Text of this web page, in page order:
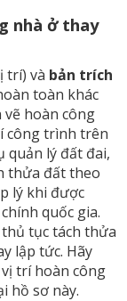
nhà ở thay
trí) và bản trích
toàn khác
vẽ hoàn công
công trình trên
quản lý đất đai,
thửa đất theo
lý khi được
quốc gia.
tục tách thửa
lập tức. Hãy
trí hoàn công
hồ sơ này.